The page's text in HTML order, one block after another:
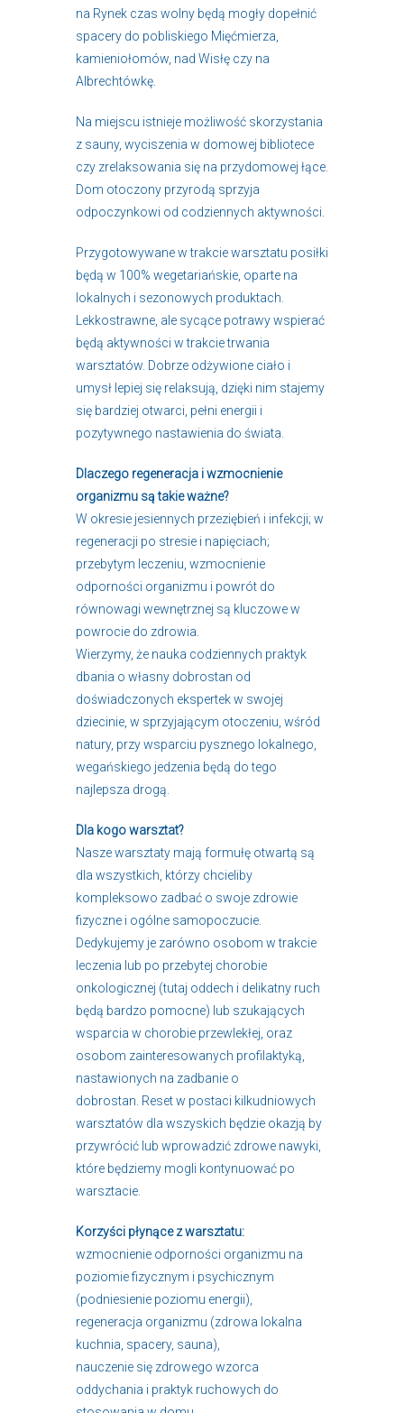
na Rynek czas wolny będą mogły dopełnić
spacery do pobliskiego Mięćmierza,
kamieniołomów, nad Wisłę czy na
Albrechtówkę.
Na miejscu istnieje możliwość skorzystania
z sauny, wyciszenia w domowej bibliotece
czy zrelaksowania się na przydomowej łące.
Dom otoczony przyrodą sprzyja
odpoczynkowi od codziennych aktywności.
Przygotowywane w trakcie warsztatu posiłki
będą w 100% wegetariańskie, oparte na
lokalnych i sezonowych produktach.
Lekkostrawne, ale sycące potrawy wspierać
będą aktywności w trakcie trwania
warsztatów. Dobrze odżywione ciało i
umysł lepiej się relaksują, dzięki nim stajemy
się bardziej otwarci, pełni energii i
pozytywnego nastawienia do świata.
Dlaczego regeneracja i wzmocnienie
organizmu są takie ważne?
W okresie jesiennych przeziębień i infekcji; w
regeneracji po stresie i napięciach;
przebytym leczeniu, wzmocnienie
odporności organizmu i powrót do
równowagi wewnętrznej są kluczowe w
powrocie do zdrowia.
Wierzymy, że nauka codziennych praktyk
dbania o własny dobrostan od
doświadczonych ekspertek w swojej
dziecinie, w sprzyjającym otoczeniu, wśród
natury, przy wsparciu pysznego lokalnego,
wegańskiego jedzenia będą do tego
najlepsza drogą.
Dla kogo warsztat?
Nasze warsztaty mają formułę otwartą są
dla wszystkich, którzy chcieliby
kompleksowo zadbać o swoje zdrowie
fizyczne i ogólne samopoczucie.
Dedykujemy je zarówno osobom w trakcie
leczenia lub po przebytej chorobie
onkologicznej (tutaj oddech i delikatny ruch
będą bardzo pomocne) lub szukających
wsparcia w chorobie przewlekłej, oraz
osobom zainteresowanych profilaktyką,
nastawionych na zadbanie o
dobrostan. Reset w postaci kilkudniowych
warsztatów dla wszyskich będzie okazją by
przywrócić lub wprowadzić zdrowe nawyki,
które będziemy mogli kontynuować po
warsztacie.
Korzyści płynące z warsztatu:
wzmocnienie odporności organizmu na
poziomie fizycznym i psychicznym
(podniesienie poziomu energii),
regeneracja organizmu (zdrowa lokalna
kuchnia, spacery, sauna),
nauczenie się zdrowego wzorca
oddychania i praktyk ruchowych do